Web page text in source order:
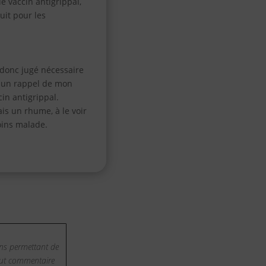
pour les
jugé nécessaire
rappel de mon
antigrippal.
un rhume, à le voir
malade.
permettant de
commentaire